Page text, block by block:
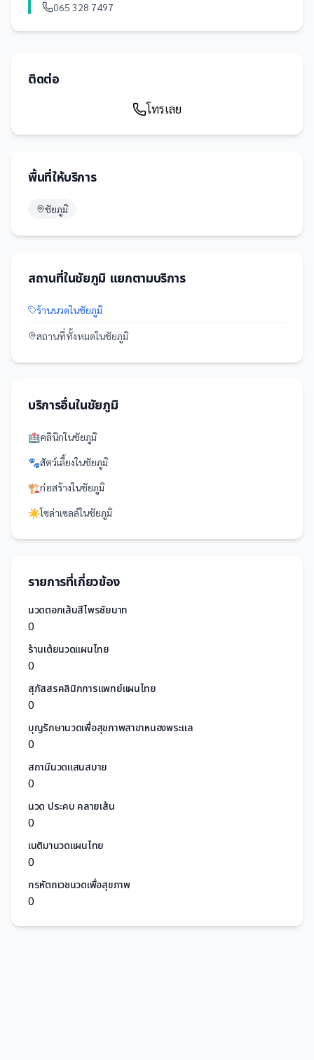
065 328 7497
ติดต่อ
โทรเลย
พื้นที่ให้บริการ
ชัยภูมิ
สถานที่ในชัยภูมิ แยกตามบริการ
ร้านนวดในชัยภูมิ
สถานที่ทั้งหมดในชัยภูมิ
บริการอื่นในชัยภูมิ
🏥คลินิกในชัยภูมิ
🐾สัตว์เลี้ยงในชัยภูมิ
🏗️ก่อสร้างในชัยภูมิ
☀️โซล่าเซลล์ในชัยภูมิ
รายการที่เกี่ยวข้อง
นวดตอกเส้นสีไพรชัยนาท
0
ร้านเต้ยนวดแผนไทย
0
สุภัสสรคลินิกการแพทย์แผนไทย
0
บุญรักษานวดเพื่อสุขภาพสาขาหนองพระแล
0
สถานีนวดแสนสบาย
0
นวด ประคบ คลายเส้น
0
เนติมานวดแผนไทย
0
กรหัตถเวชนวดเพื่อสุขภาพ
0